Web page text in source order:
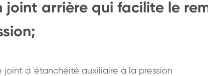
joint arrière qui facilite le
d 'étanchéité auxiliaire à la pression